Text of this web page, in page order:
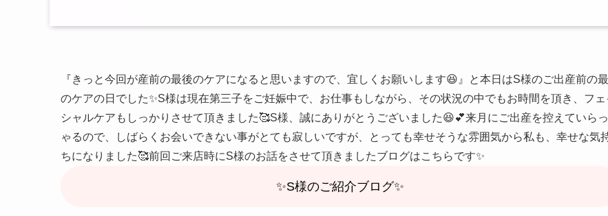
『きっと今回が産前の最後のケアになると思いますので、宜しくお願いします😆』と本日はS様のご出産前の
のケアの日でした✨S様は現在第三子をご妊娠中で、お仕事もしながら、その状況の中でもお時間を頂き、フェ
シャルケアもしっかりさせて頂きました🥰S様、誠にありがとうございました😆💕来月にご出産を控えていら
ゃるので、しばらくお会いできない事がとても寂しいですが、とっても幸せそうな雰囲気から私も、幸せな気
ちになりました🥰前回ご来店時にS様のお話をさせて頂きましたブログはこちらです✨
✨S様のご紹介ブログ✨